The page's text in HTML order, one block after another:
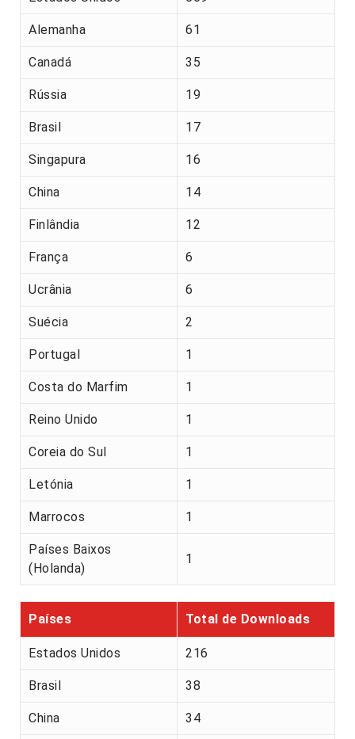
Alemanha 61
Canadá 35
Rússia 19
Brasil 17
Singapura 16
China 14
Finlândia 12
França 6
Ucrânia 6
Suécia 2
Portugal 1
Costa do Marfim 1
Reino Unido 1
Coreia do Sul 1
Letónia 1
Marrocos 1
Países Baixos
(Holanda)
1
Países Total de Downloads
Estados Unidos 216
Brasil 38
China 34